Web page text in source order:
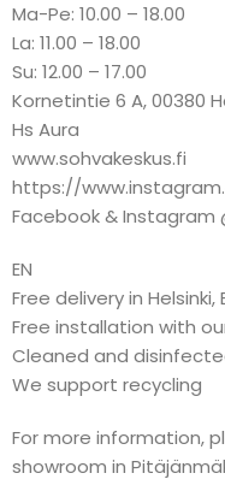
Ma-Pe: 10.00 – 18.00
La: 11.00 – 18.00
Su: 12.00 – 17.00
Kornetintie 6 A, 00380
Hs Aura
www.sohvakeskus.fi
https://
Facebook & Instagram
EN
Free delivery in
Free installation with
Cleaned and
We support recycling
For more information,
showroom in